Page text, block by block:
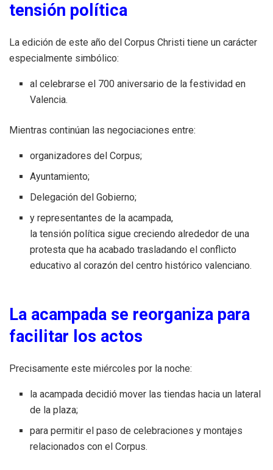
tensión política
La edición de este año del Corpus Christi tiene un carácter
especialmente simbólico:
al celebrarse el 700 aniversario de la festividad en
Valencia.
Mientras continúan las negociaciones entre:
organizadores del Corpus;
Ayuntamiento;
Delegación del Gobierno;
y representantes de la acampada,
la tensión política sigue creciendo alrededor de una
protesta que ha acabado trasladando el conflicto
educativo al corazón del centro histórico valenciano.
La acampada se reorganiza para
facilitar los actos
Precisamente este miércoles por la noche:
la acampada decidió mover las tiendas hacia un lateral
de la plaza;
para permitir el paso de celebraciones y montajes
relacionados con el Corpus.